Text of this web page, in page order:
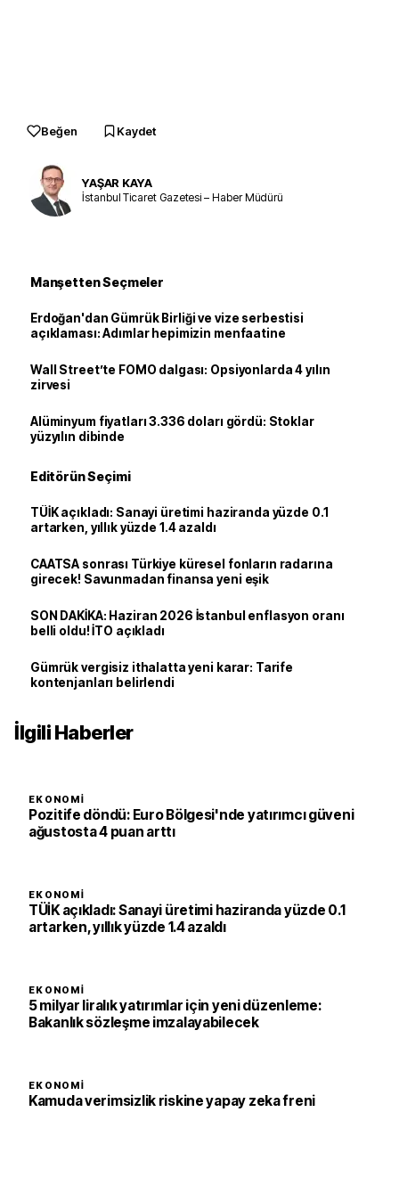
Beğen Kaydet
YAŞAR KAYA
İstanbul Ticaret Gazetesi – Haber Müdürü
Manşetten Seçmeler
Erdoğan'dan Gümrük Birliği ve vize serbestisi
açıklaması: Adımlar hepimizin menfaatine
Wall Street’te FOMO dalgası: Opsiyonlarda 4 yılın
zirvesi
Alüminyum fiyatları 3.336 doları gördü: Stoklar
yüzyılın dibinde
Editörün Seçimi
TÜİK açıkladı: Sanayi üretimi haziranda yüzde 0.1
artarken, yıllık yüzde 1.4 azaldı
CAATSA sonrası Türkiye küresel fonların radarına
girecek! Savunmadan finansa yeni eşik
SON DAKİKA: Haziran 2026 İstanbul enflasyon oranı
belli oldu! İTO açıkladı
Gümrük vergisiz ithalatta yeni karar: Tarife
kontenjanları belirlendi
İlgili Haberler
EKONOMI
Pozitife döndü: Euro Bölgesi'nde yatırımcı güveni
ağustosta 4 puan arttı
EKONOMI
TÜİK açıkladı: Sanayi üretimi haziranda yüzde 0.1
artarken, yıllık yüzde 1.4 azaldı
EKONOMI
5 milyar liralık yatırımlar için yeni düzenleme:
Bakanlık sözleşme imzalayabilecek
EKONOMI
Kamuda verimsizlik riskine yapay zeka freni